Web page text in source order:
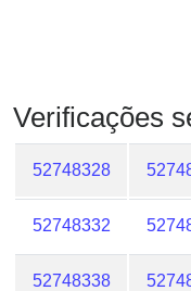
Verificações
52748328
52748332
52748338